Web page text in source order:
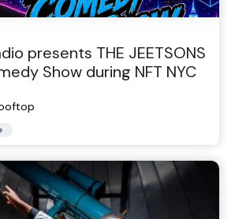
presents THE JEETSONS
Show during NFT NYC